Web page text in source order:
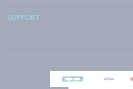
votre sommier doit être bien choisi.
SUPPORT